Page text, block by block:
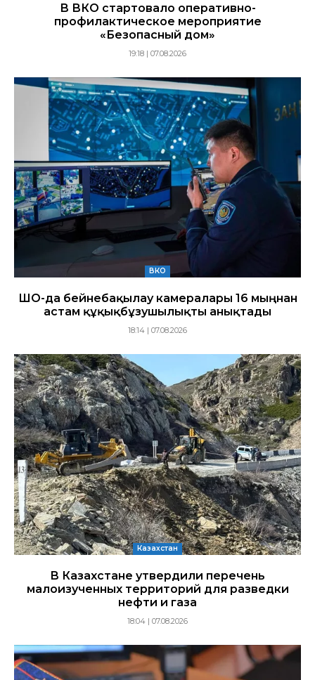
В ВКО стартовало оперативно-
профилактическое мероприятие
«Безопасный дом»
19:18 | 07.08.2026
ВКО
ШҚО-да бейнебақылау камералары 16 мыңнан
астам құқықбұзушылықты анықтады
18:14 | 07.08.2026
Казахстан
В Казахстане утвердили перечень
малоизученных территорий для разведки
нефти и газа
18:04 | 07.08.2026